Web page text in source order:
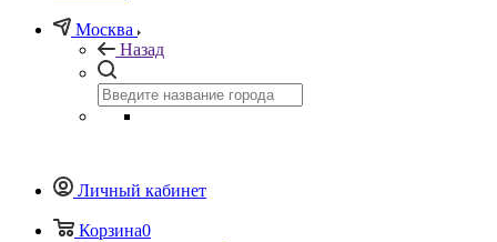
Москва
Назад
Личный кабинет
Корзина0